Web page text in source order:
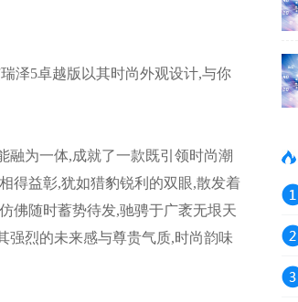
泽5卓越版以其时尚外观设计,与你
为一体,成就了一款既引领时尚潮
得益彰,犹如猎豹锐利的双眼,散发着
佛随时蓄势待发,驰骋于广袤无垠天
强烈的未来感与尊贵气质,时尚韵味